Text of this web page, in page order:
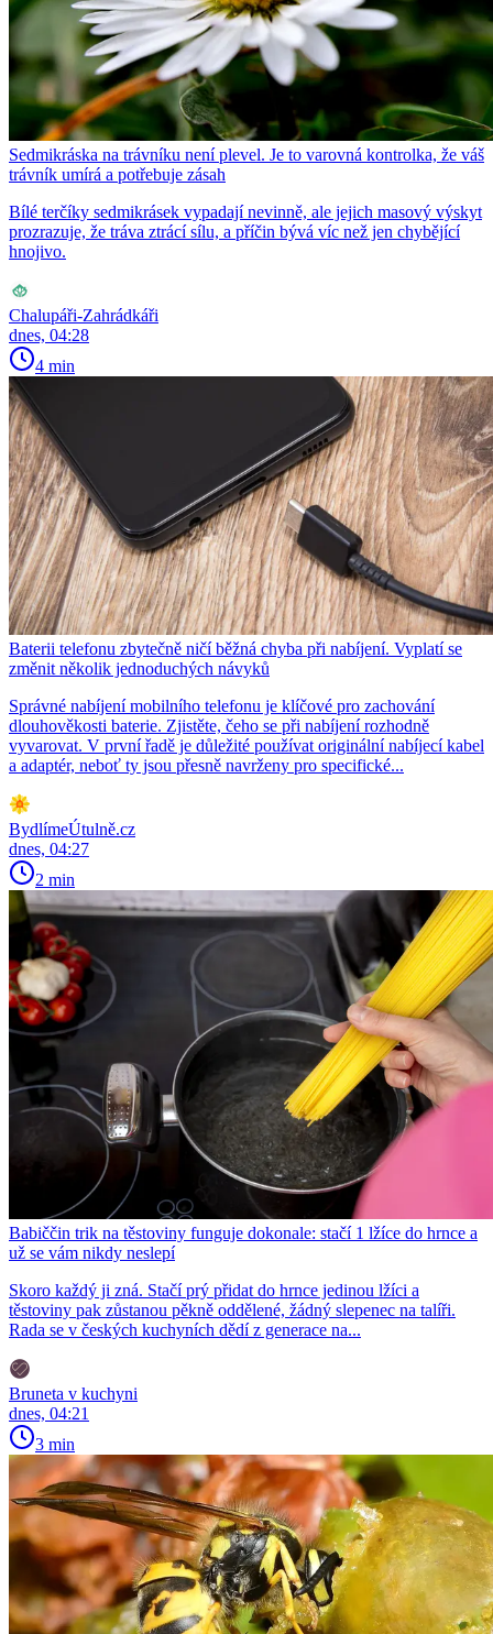
Sedmikráska na trávníku není plevel. Je to varovná kontrolka, že váš
trávník umírá a potřebuje zásah
Bílé terčíky sedmikrásek vypadají nevinně, ale jejich masový výskyt
prozrazuje, že tráva ztrácí sílu, a příčin bývá víc než jen chybějící
hnojivo.
Chalupáři-Zahrádkáři
dnes, 04:28
4 min
Baterii telefonu zbytečně ničí běžná chyba při nabíjení. Vyplatí se
změnit několik jednoduchých návyků
Správné nabíjení mobilního telefonu je klíčové pro zachování
dlouhověkosti baterie. Zjistěte, čeho se při nabíjení rozhodně
vyvarovat. V první řadě je důležité používat originální nabíjecí kabel
a adaptér, neboť ty jsou přesně navrženy pro specifické...
BydlímeÚtulně.cz
dnes, 04:27
2 min
Babiččin trik na těstoviny funguje dokonale: stačí 1 lžíce do hrnce a
už se vám nikdy neslepí
Skoro každý ji zná. Stačí prý přidat do hrnce jedinou lžíci a
těstoviny pak zůstanou pěkně oddělené, žádný slepenec na talíři.
Rada se v českých kuchyních dědí z generace na...
Bruneta v kuchyni
dnes, 04:21
3 min